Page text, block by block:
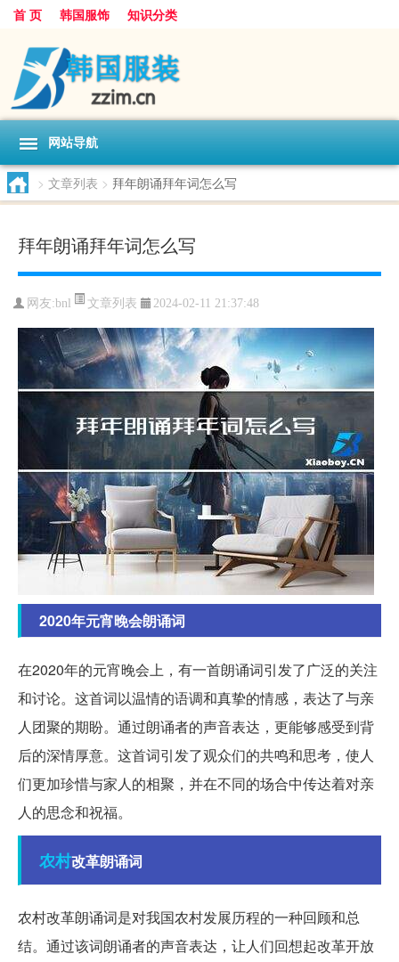
首 页 韩国服饰 知识分类
网站导航
> 文章列表 > 拜年朗诵拜年词怎么写
拜年朗诵拜年词怎么写
网友:bnl 文章列表 2024-02-11 21:37:48
2020年元宵晚会朗诵词
在2020年的元宵晚会上，有一首朗诵词引发了广泛的关注
和讨论。这首词以温情的语调和真挚的情感，表达了与亲
人团聚的期盼。通过朗诵者的声音表达，更能够感受到背
后的深情厚意。这首词引发了观众们的共鸣和思考，使人
们更加珍惜与家人的相聚，并在不同的场合中传达着对亲
人的思念和祝福。
农村改革朗诵词
农村改革朗诵词是对我国农村发展历程的一种回顾和总
结。通过该词朗诵者的声音表达，让人们回想起改革开放